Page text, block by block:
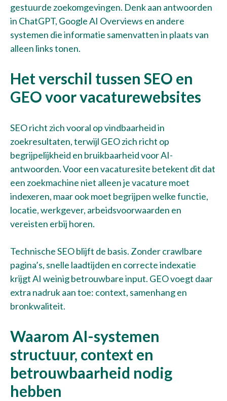
Verzenden
Bel met Thijs
+31 10 30 34 599
gestuurde zoekomgevingen. Denk aan antwoorden
in ChatGPT, Google AI Overviews en andere
systemen die informatie samenvatten in plaats van
alleen links tonen.
Het verschil tussen SEO en
GEO voor vacaturewebsites
SEO richt zich vooral op vindbaarheid in
zoekresultaten, terwijl GEO zich richt op
begrijpelijkheid en bruikbaarheid voor AI-
antwoorden. Voor een vacaturesite betekent dit dat
een zoekmachine niet alleen je vacature moet
indexeren, maar ook moet begrijpen welke functie,
locatie, werkgever, arbeidsvoorwaarden en
vereisten erbij horen.
Technische SEO blijft de basis. Zonder crawlbare
pagina’s, snelle laadtijden en correcte indexatie
krijgt AI weinig betrouwbare input. GEO voegt daar
extra nadruk aan toe: context, samenhang en
bronkwaliteit.
Waarom AI-systemen
structuur, context en
betrouwbaarheid nodig
hebben